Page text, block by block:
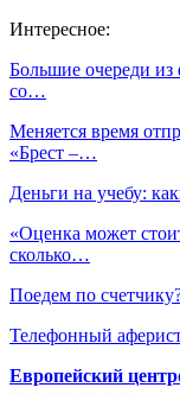
Интересное:
Большие очереди из
со…
Меняется время
«Брест –…
Деньги на учебу:
«Оценка может
сколько…
Поедем по
Телефонный
Европейский